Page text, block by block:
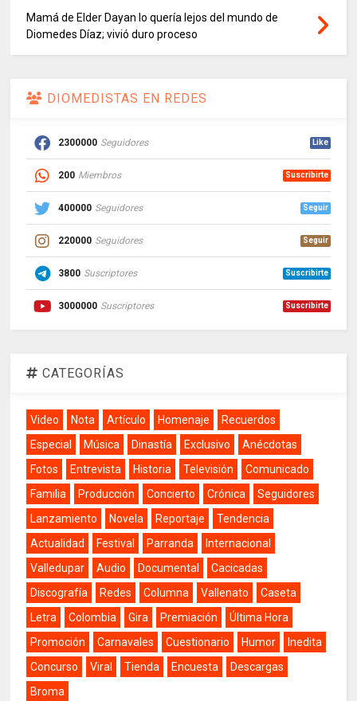
Mamá de Elder Dayan lo quería lejos del mundo de
Diomedes Díaz; vivió duro proceso
DIOMEDISTAS EN REDES
2300000 Seguidores Like
200 Miembros Suscribirte
400000 Seguidores Seguir
220000 Seguidores Seguir
3800 Suscriptores Suscribirte
3000000 Suscriptores Suscribirte
CATEGORÍAS
Video Nota Artículo Homenaje
Recuerdos
Especial
Música Dinastía Exclusivo
Anécdotas
Fotos
Entrevista Historia Televisión
Comunicado
Familia
Producción Concierto Crónica
Seguidores
Lanzamiento
Novela Reportaje
Tendencia
Actualidad
Festival Parranda
Internacional
Valledupar
Audio Documental
Cacicadas
Discografía
Redes Columna Vallenato
Caseta
Letra
Colombia Gira Premiación
Última Hora
Promoción
Carnavales Cuestionario Humor
Inedita
Concurso
Viral Tienda Encuesta
Descargas
Broma